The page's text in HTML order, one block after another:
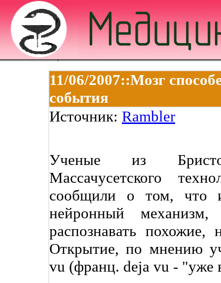
11/06/2007::Мозг
события
Источник: Rambler
Ученые из
Массачусетского
сообщили о том, что
нейронный
распознавать
Открытие, по мнению
vu (франц. deja vu - "уже